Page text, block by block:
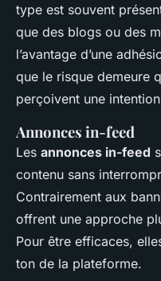
type est souvent
que des blogs ou des
l’avantage d’une
que le risque demeure
perçoivent une
Annonces in-feed
Les annonces in-feed
contenu sans
Contrairement aux
offrent une approche
Pour être efficaces,
ton de la plateforme.